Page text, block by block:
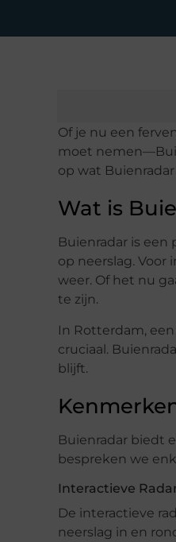
Of je nu een
moet
op wat
Wat is
Buienradar is
op neerslag.
weer. Of het nu
te zijn.
In Rotterdam,
cruciaal.
blijft.
Buienradar biedt
bespreken we
Interactieve
De interactieve
neerslag in en